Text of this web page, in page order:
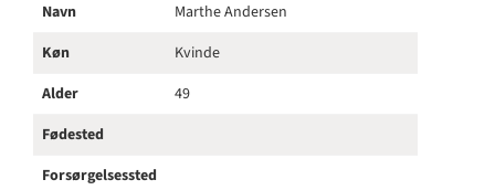
Navn
Marthe Andersen
Køn
Kvinde
Alder
49
Fødested
Forsørgelsessted